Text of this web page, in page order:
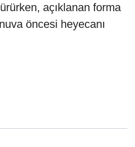
açıklanan forma
öncesi heyecanı